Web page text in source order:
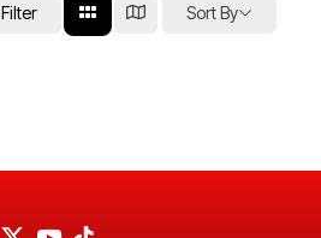
Filter Sort By